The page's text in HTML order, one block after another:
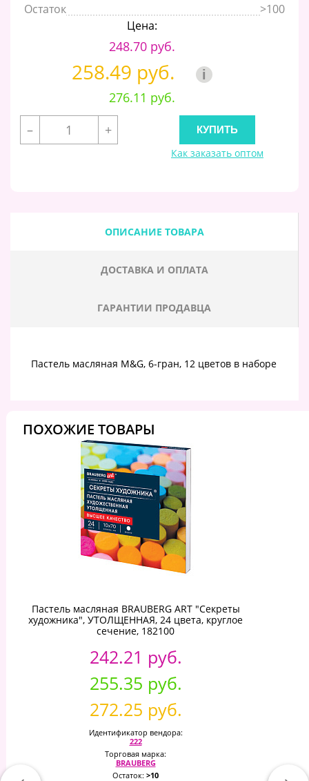
Остаток
>100
Цена:
248.70 руб.
258.49 руб. i
276.11 руб.
–
+
Как заказать оптом
ОПИСАНИЕ ТОВАРА
ДОСТАВКА И ОПЛАТА
ГАРАНТИИ ПРОДАВЦА
Пастель масляная M&G, 6-гран, 12 цветов в наборе
ПОХОЖИЕ ТОВАРЫ
Пастель масляная BRAUBERG ART "Секреты
художника", УТОЛЩЕННАЯ, 24 цвета, круглое
сечение, 182100
242.21 руб.
255.35 руб.
272.25 руб.
Идентификатор вендора:
222
Торговая марка:
BRAUBERG
Остаток: >10